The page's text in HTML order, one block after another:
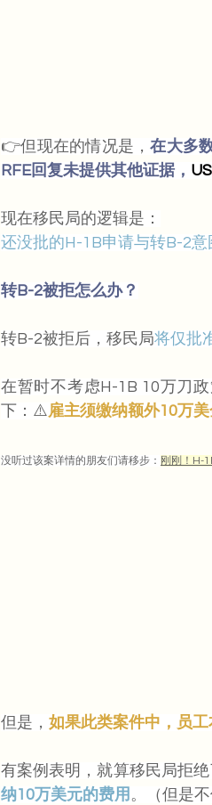
👉但现在的情况是，在大多
RFE回复未提供其他证据，
现在移民局的逻辑是：
还没批的H-1B申请与转B-2
转B-2被拒怎么办？
转B-2被拒后，移民局将仅批
在暂时不考虑H-1B 10万刀
下：⚠️雇主须缴纳额外10万
没听过该案详情的朋友们请移步： 刚刚！H-
但是， 如果此类案件中，员
有案例表明，就算移民局拒
纳10万美元的费用 。（但是